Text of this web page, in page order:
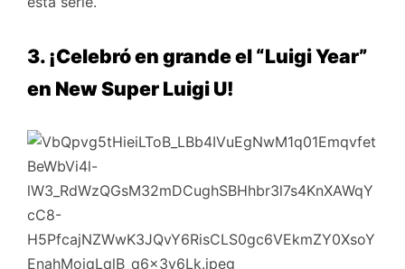
3. ¡Celebró en grande el “Luigi Year”
en New Super Luigi U!